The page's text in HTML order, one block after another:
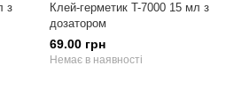
з
Клей-герметик T-7000 15 мл з
дозатором
69.00 грн
Немає в наявності